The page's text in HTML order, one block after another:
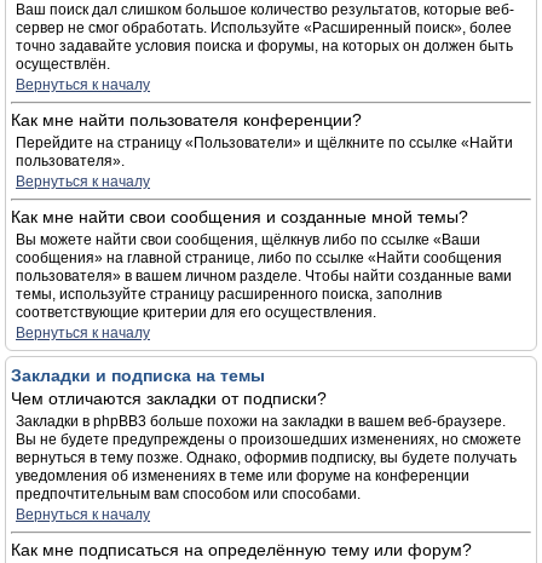
Ваш поиск дал слишком большое количество результатов, которые веб-
сервер не смог обработать. Используйте «Расширенный поиск», более
точно задавайте условия поиска и форумы, на которых он должен быть
осуществлён.
Вернуться к началу
Как мне найти пользователя конференции?
Перейдите на страницу «Пользователи» и щёлкните по ссылке «Найти
пользователя».
Вернуться к началу
Как мне найти свои сообщения и созданные мной темы?
Вы можете найти свои сообщения, щёлкнув либо по ссылке «Ваши
сообщения» на главной странице, либо по ссылке «Найти сообщения
пользователя» в вашем личном разделе. Чтобы найти созданные вами
темы, используйте страницу расширенного поиска, заполнив
соответствующие критерии для его осуществления.
Вернуться к началу
Закладки и подписка на темы
Чем отличаются закладки от подписки?
Закладки в phpBB3 больше похожи на закладки в вашем веб-браузере.
Вы не будете предупреждены о произошедших изменениях, но сможете
вернуться в тему позже. Однако, оформив подписку, вы будете получать
уведомления об изменениях в теме или форуме на конференции
предпочтительным вам способом или способами.
Вернуться к началу
Как мне подписаться на определённую тему или форум?